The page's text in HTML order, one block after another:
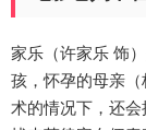
家乐（许家乐 饰
孩，怀孕的母亲
术的情况下，还